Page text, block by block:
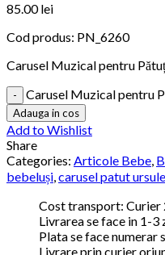
85.00 lei
Cod produs: PN_6260
Carusel Muzical pentru
Carusel Muzical pentru
Adauga in cos
Add to Wishlist
Share
Categories: Articole Bebe,
bebeluși,carusel patut
Cost transport: Curier
Livrarea se face in 1-
Plata se face numerar
Livrare prin curier